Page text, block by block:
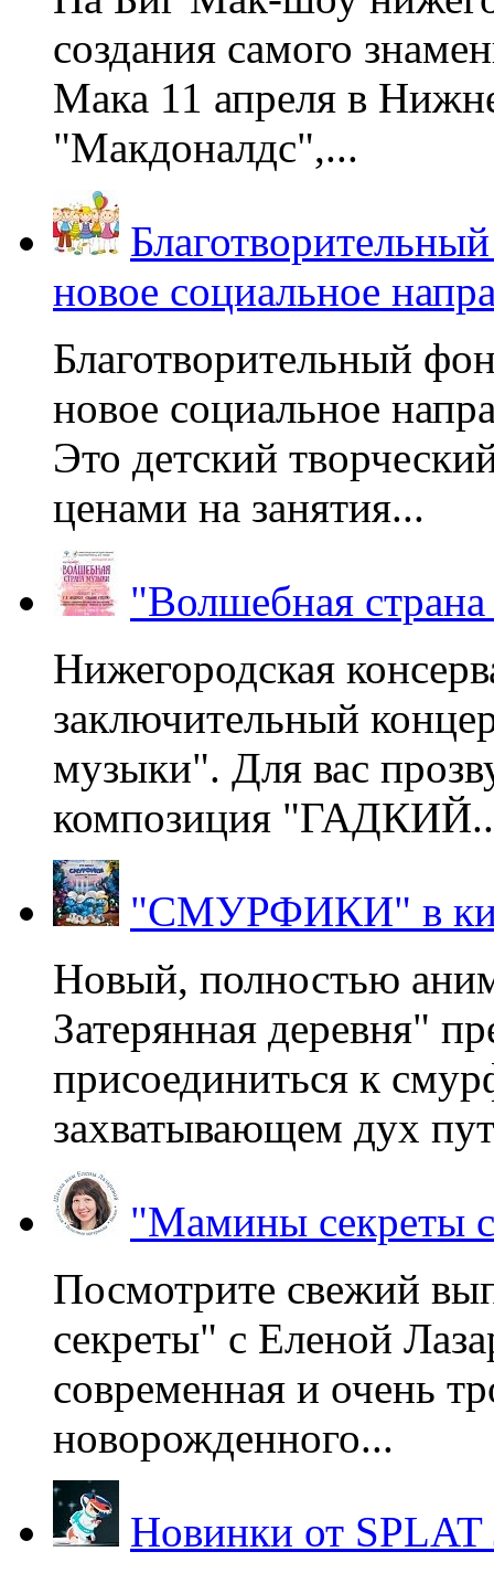
создания самого
Мака 11 апреля в
"Макдоналдс",...
новое социальное
Благотворительный
новое социальное
Это детский
ценами на занятия...
"Волшебная
Нижегородская
заключительный
музыки". Для вас
композиция
"СМУРФИКИ" в
Новый, полностью
Затерянная деревня"
присоединиться к
захватывающем дух
"Мамины секреты
Посмотрите свежий
секреты" с Еленой
современная и очень
новорожденного...
Новинки от